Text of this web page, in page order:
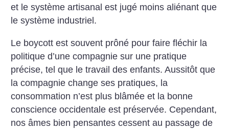
et le système artisanal est jugé moins aliénant que
le système industriel.
Le boycott est souvent prôné pour faire fléchir la
politique d’une compagnie sur une pratique
précise, tel que le travail des enfants. Aussitôt que
la compagnie change ses pratiques, la
consommation n’est plus blâmée et la bonne
conscience occidentale est préservée. Cependant,
nos âmes bien pensantes cessent au passage de